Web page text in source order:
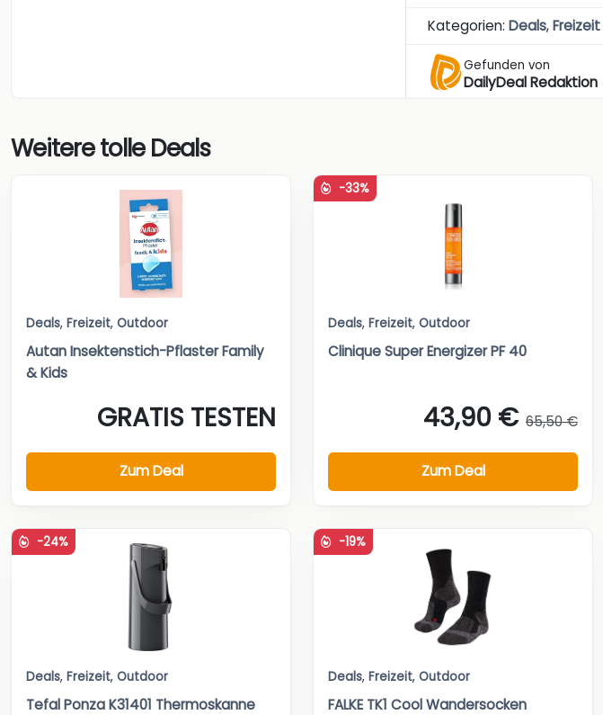
Kategorien:Deals,Freizeit
Gefunden von
DailyDeal Redaktion
Weitere tolle Deals
Deals, Freizeit, Outdoor
Autan Insektenstich-Pflaster Family
& Kids
GRATIS TESTEN
Zum Deal
-33%
Deals, Freizeit, Outdoor
Clinique Super Energizer PF 40
43,90 € 65,50 €
Zum Deal
-24%
Deals, Freizeit, Outdoor
Tefal Ponza K31401 Thermoskanne
-19%
Deals, Freizeit, Outdoor
FALKE TK1 Cool Wandersocken